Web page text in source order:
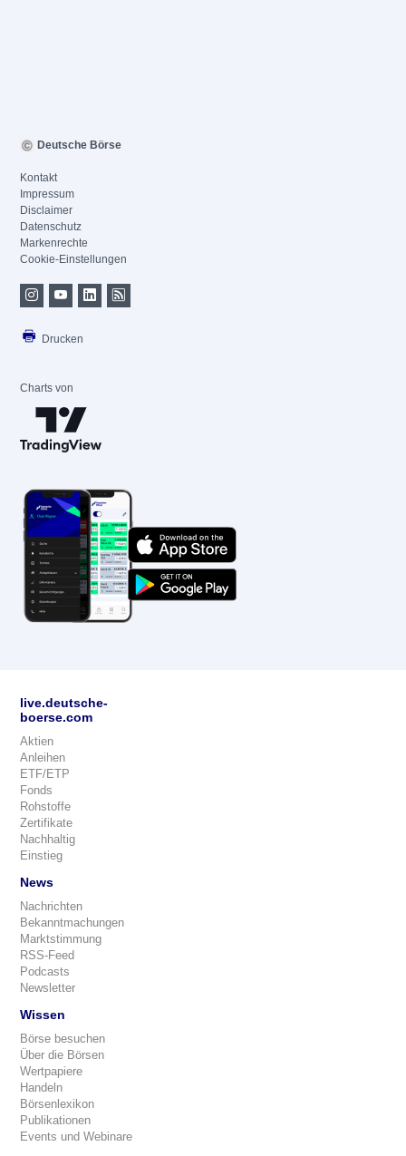
Deutsche Börse
Kontakt
Impressum
Disclaimer
Datenschutz
Markenrechte
Cookie-Einstellungen
Drucken
Charts von
live.deutsche-
boerse.com
Aktien
Anleihen
ETF/ETP
Fonds
Rohstoffe
Zertifikate
Nachhaltig
Einstieg
News
Nachrichten
Bekanntmachungen
Marktstimmung
RSS-Feed
Podcasts
Newsletter
Wissen
Börse besuchen
Über die Börsen
Wertpapiere
Handeln
Börsenlexikon
Publikationen
Events und Webinare